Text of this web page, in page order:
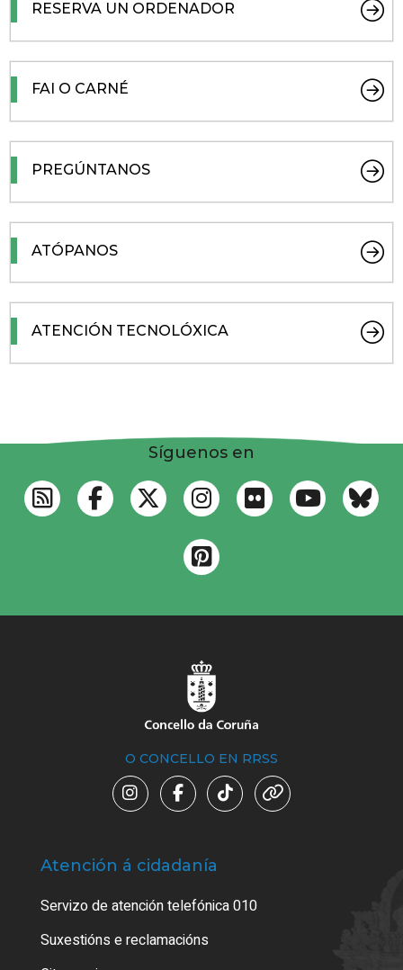
RESERVA UN ORDENADOR
FAI O CARNÉ
PREGÚNTANOS
ATÓPANOS
ATENCIÓN TECNOLÓXICA
Síguenos en
O CONCELLO EN RRSS
Atención á cidadanía
Servizo de atención telefónica 010
Suxestións e reclamacións